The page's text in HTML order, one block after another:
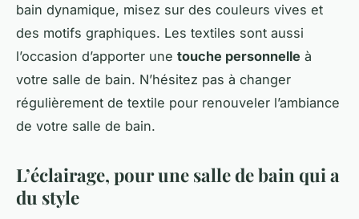
bain dynamique, misez sur des couleurs vives et
des motifs graphiques. Les textiles sont aussi
l’occasion d’apporter une touche personnelle à
votre salle de bain. N’hésitez pas à changer
régulièrement de textile pour renouveler l’ambiance
de votre salle de bain.
L’éclairage, pour une salle de bain qui a
du style